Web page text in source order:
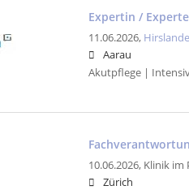
Expertin /
11.06.2026,
Aarau
Akutpflege |
10.06.2026, Klinik im
Zürich